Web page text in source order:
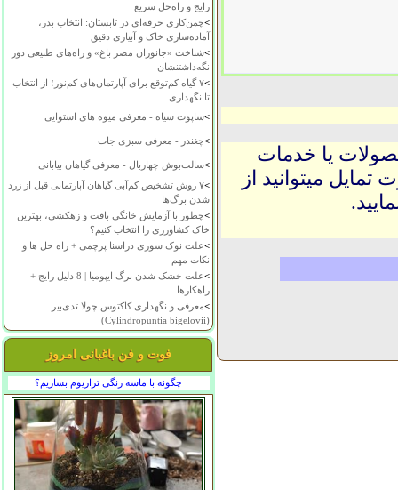
رایج و راه‌حل سریع
>چمن‌کاری حرفه‌ای در تابستان: انتخاب بذر،
آماده‌سازی خاک و آبیاری دقیق
>شناخت «جانوران مضر باغ» و راه‌های طبیعی دور
نگه‌داشتنشان
>
۷ گیاه کم‌توقع برای آپارتمان‌های کم‌نور؛ از انتخاب
تا نگهداری
>ساپوت سیاه - معرفی میوه های استوایی
>چغندر - معرفی سبزی جات
>سالت‌بوش چهاربال - معرفی گیاهان بیابانی
>
۷ روش تشخیص کم‌آبی گیاهان آپارتمانی قبل از زرد
شدن برگ‌ها
>چطور با آزمایش خانگی بافت و زهکشی، بهترین
خاک کشاورزی را انتخاب کنیم؟
>علت نوک سوزی دراسنا پرچمی + راه حل ها و
نکات مهم
>
علت خشک شدن برگ ایپومیا | 8 دلیل رایج +
راهکارها
>معرفی و نگهداری کاکتوس چولا تدی‌بیر
(Cylindropuntia bigelovii)
فوت و فن باغبانی امروز
چگونه با ماسه رنگی تراریوم بسازیم؟
یا خدمات
میتوانید از